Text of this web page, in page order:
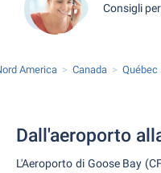
Consigli
America Canada Québec
Dall'aeroporto
L'Aeroporto di Goose Bay